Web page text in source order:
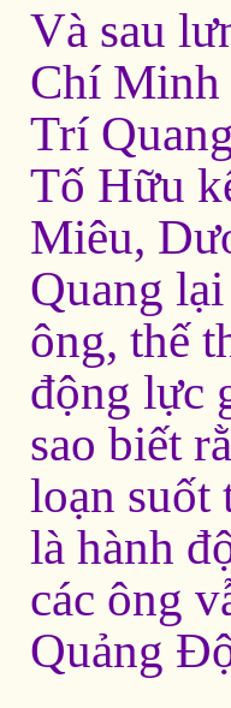
Và sau
Chí
Trí
Tố Hữu
Miêu,
Quang
ông, thế
động lực
sao biết
loạn suốt
là hành
các ông
Quảng